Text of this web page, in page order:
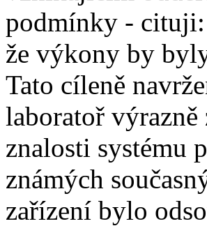
podmínky - cituji:
že výkony by
Tato cíleně
laboratoř
znalosti systému
známých
zařízení bylo